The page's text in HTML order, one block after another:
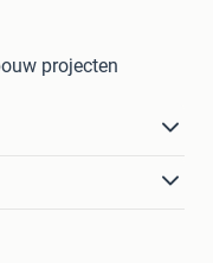
projecten